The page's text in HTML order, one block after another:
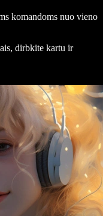
komandoms nuo vieno
dirbkite kartu ir